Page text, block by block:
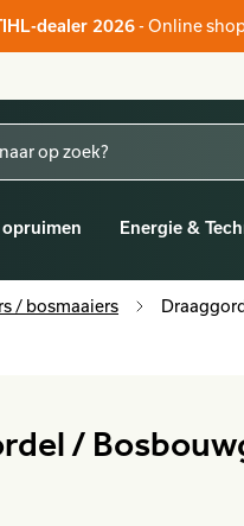
dealer 2026- Online
opruimen Energie &
/ bosmaaiers
/